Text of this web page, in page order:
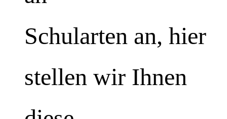
Schularten an, hier
stellen wir Ihnen